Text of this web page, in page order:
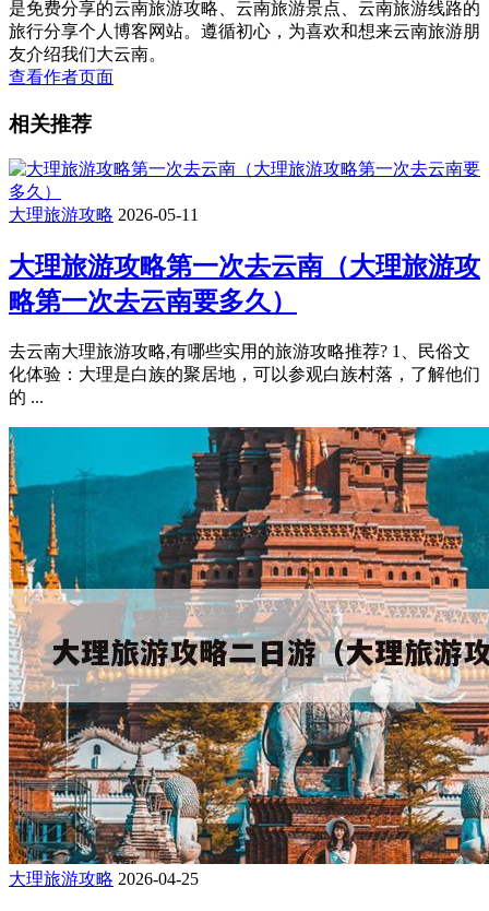
是免费分享的云南旅游攻略、云南旅游景点、云南旅游线路的
旅行分享个人博客网站。遵循初心，为喜欢和想来云南旅游朋
友介绍我们大云南。
查看作者页面
相关推荐
大理旅游攻略 2026-05-11
大理旅游攻略第一次去云南（大理旅游攻
略第一次去云南要多久）
去云南大理旅游攻略,有哪些实用的旅游攻略推荐? 1、民俗文
化体验：大理是白族的聚居地，可以参观白族村落，了解他们
的 ...
大理旅游攻略 2026-04-25